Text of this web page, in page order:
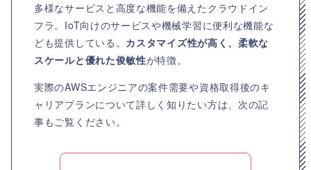
多様なサービスと高度な機能を備えたクラウドイン
フラ。IoT向けのサービスや機械学習に便利な機能な
ども提供している。 カスタマイズ性が高く、柔軟な
スケールと優れた俊敏性が特徴。
実際のAWSエンジニアの案件需要や資格取得後のキ
ャリアプランについて詳しく知りたい方は、次の記
事もご覧ください。